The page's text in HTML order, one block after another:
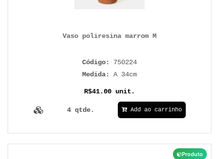
Vaso poliresina marrom M
Código: 750224
Medida: A 34cm
R$41.00 unit.
4 qtde. Add ao carrinho
Produto